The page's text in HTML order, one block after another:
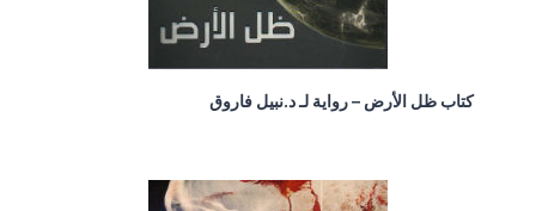
كتاب ظل الأرض – رواية لـ د.نبيل فاروق